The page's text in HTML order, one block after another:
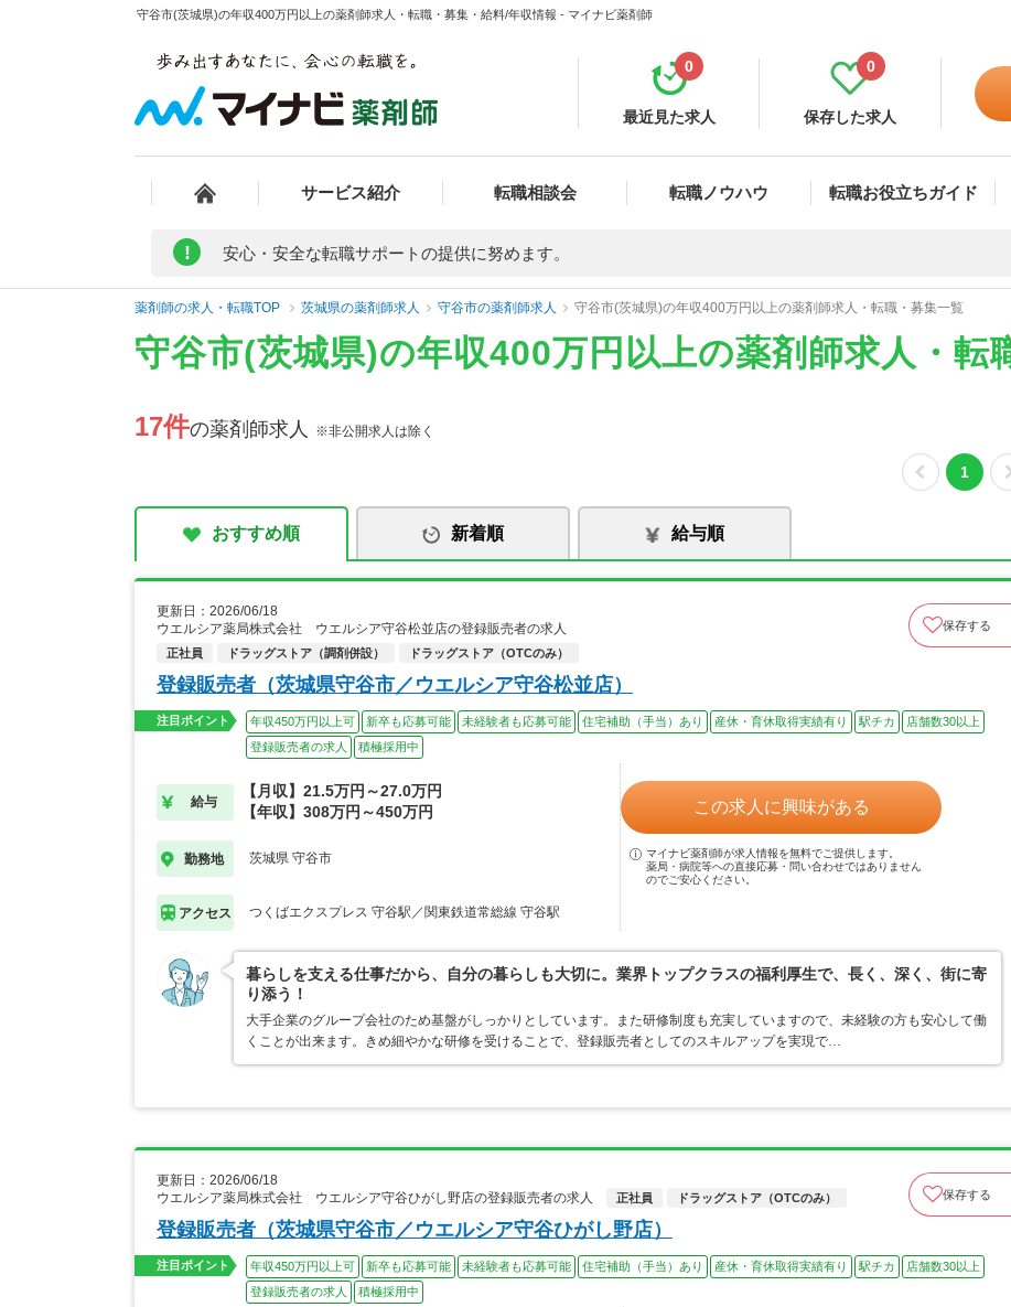
守谷市(茨城県)の年収400万円以上の薬剤師求人・転職・募集・給料/年収情報 - マイナビ薬剤師
最近見た求人
0
保存した求人
0
サービス紹介 転職相談会 転職ノウハウ 転職お役立ちガイド
! 安心・安全な転職サポートの提供に努めます。
薬剤師の求人・転職TOP 茨城県の薬剤師求人 守谷市の薬剤師求人 守谷市(茨城県)の年収400万円以上の薬剤師求人・転職・募集一覧
守谷市(茨城県)の年収400万円以上の薬剤師求人・転
17件の薬剤師求人 ※非公開求人は除く
1
おすすめ順 新着順 給与順
更新日：2026/06/18
ウエルシア薬局株式会社 ウエルシア守谷松並店の登録販売者の求人
正社員 ドラッグストア（調剤併設） ドラッグストア（OTCのみ）
保存する
登録販売者（茨城県守谷市／ウエルシア守谷松並店）
注目ポイント 年収450万円以上可 新卒も応募可能 未経験者も応募可能 住宅補助（手当）あり 産休・育休取得実績有り 駅チカ
店舗数30以上
登録販売者の求人
積極採用中
給与
【月収】21.5万円～27.0万円
【年収】308万円～450万円
勤務地 茨城県 守谷市
アクセス つくばエクスプレス 守谷駅／関東鉄道常総線 守谷駅
この求人に興味がある
マイナビ薬剤師が求人情報を無料でご提供します。
薬局・病院等への直接応募・問い合わせではありません
のでご安心ください。
暮らしを支える仕事だから、自分の暮らしも大切に。業界トップクラスの福利厚生で、長く、深く、街に寄
り添う！
大手企業のグループ会社のため基盤がしっかりとしています。また研修制度も充実していますので、未経験の方も安心して働
くことが出来ます。きめ細やかな研修を受けることで、登録販売者としてのスキルアップを実現で…
更新日：2026/06/18
ウエルシア薬局株式会社 ウエルシア守谷ひがし野店の登録販売者の求人
正社員 ドラッグストア（OTCのみ） 保存する
登録販売者（茨城県守谷市／ウエルシア守谷ひがし野店）
注目ポイント 年収450万円以上可 新卒も応募可能 未経験者も応募可能 住宅補助（手当）あり 産休・育休取得実績有り 駅チカ
店舗数30以上
登録販売者の求人
積極採用中